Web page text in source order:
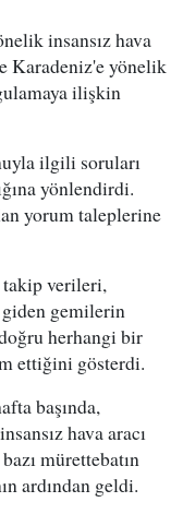
insansız hava
Karadeniz'e yönelik
ilişkin
ilgili soruları
yönlendirdi.
yorum taleplerine
takip verileri,
gemilerin
herhangi bir
ettiğini gösterdi.
başında,
hava aracı
mürettebatın
ardından geldi.